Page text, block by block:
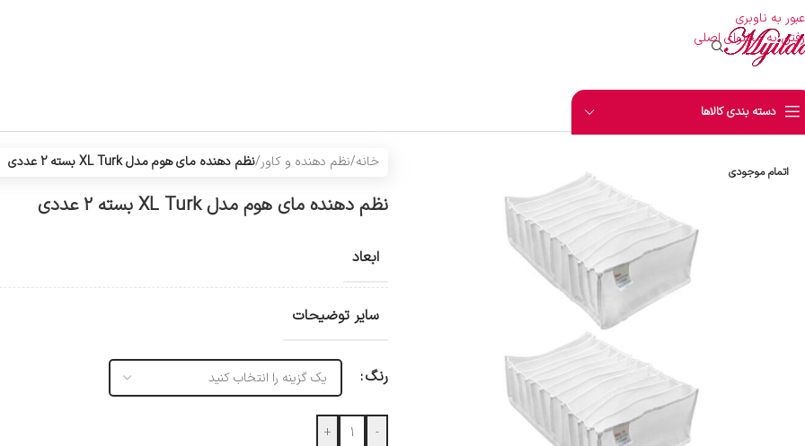
عبور به ناوبری
رفتن به محتوای اصلی
دسته بندی کالاها
اتمام موجودی
خانه/نظم دهنده و کاور/نظم دهنده مای هوم مدل XL Turk بسته 2 عددی
نظم دهنده مای هوم مدل XL Turk بسته 2 عددی
ابعاد
سایر توضیحات
رنگ
-
+